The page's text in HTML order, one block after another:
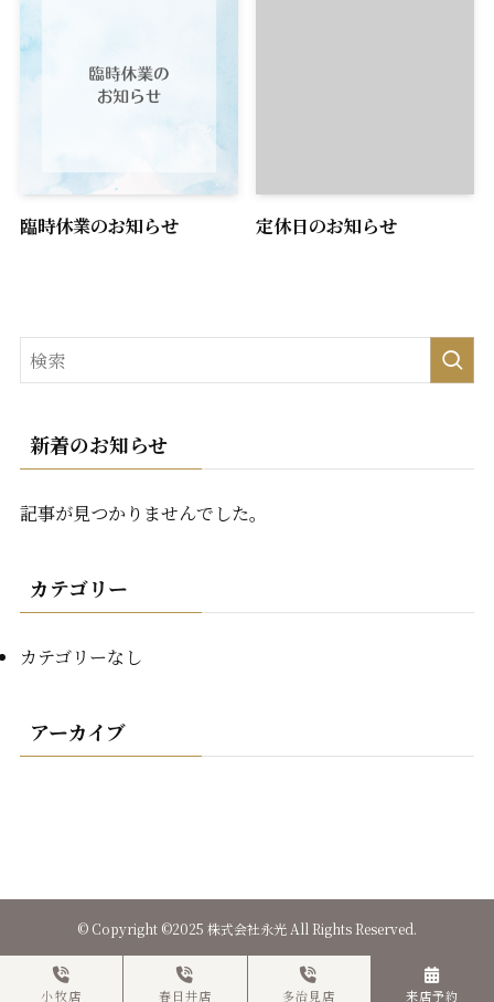
臨時休業のお知らせ 定休日のお知らせ
新着のお知らせ
記事が見つかりませんでした。
カテゴリー
カテゴリーなし
アーカイブ
小牧店 春日井店 多治見店 来店予約
© Copyright ©2025 株式会社永光 All Rights Reserved.